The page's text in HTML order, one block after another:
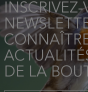
DE LA